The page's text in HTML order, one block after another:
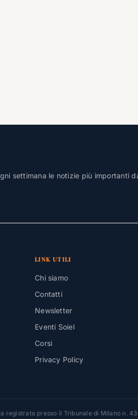
settimana le notizie più importanti
LINK UTILI
Chi siamo
Contatti
Newsletter
Eventi Soiel
Corsi
Privacy Policy
presso il Tribunale di Milano n.